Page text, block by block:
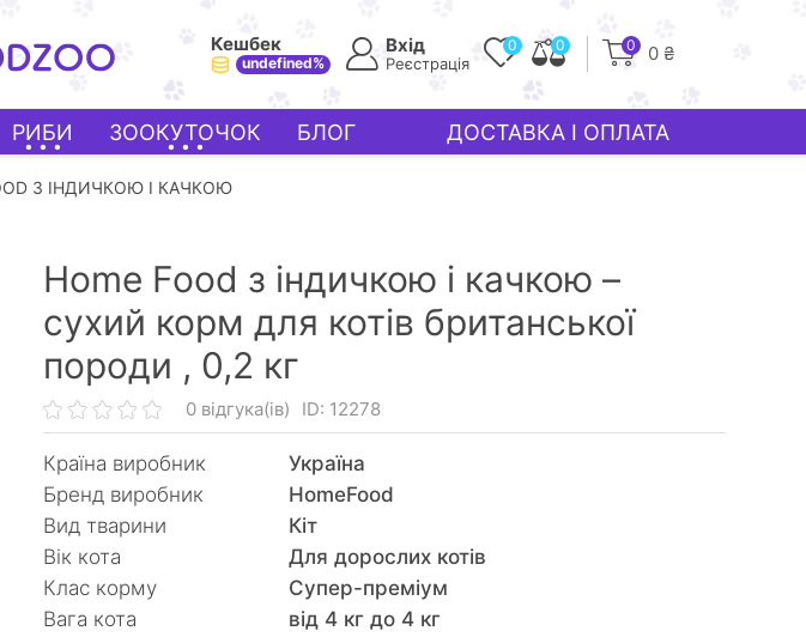
Кешбек
undefined%
Вхід
Реєстрація
0 0 0 0 ₴
РИБИ ЗООКУТОЧОК БЛОГ ДОСТАВКА І ОПЛАТА
З ІНДИЧКОЮ І КАЧКОЮ
Home Food з індичкою і качкою –
сухий корм для котів британської
породи , 0,2 кг
0 відгука(ів) ID: 12278
Країна виробник
Україна
Бренд виробник
HomeFood
Вид тварини
Кiт
Вік кота
Для дорослих котів
Клас корму
Супер-преміум
Вага кота
від 4 кг до 4 кг